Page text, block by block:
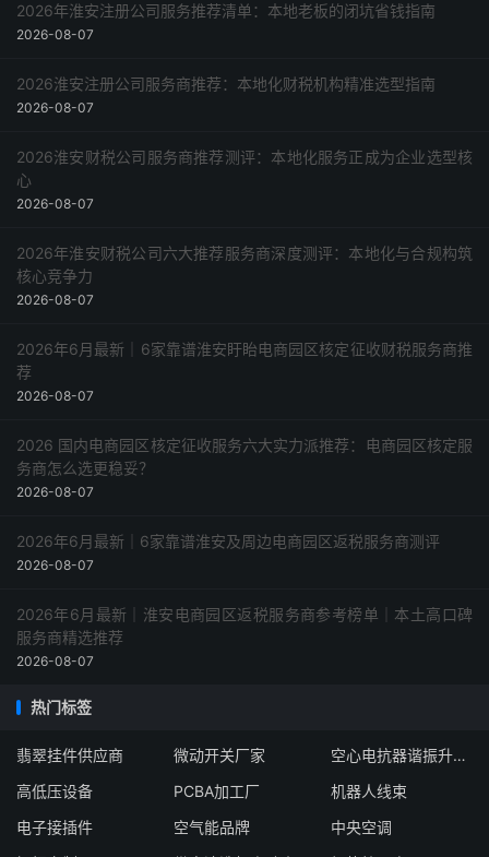
2026年淮安注册公司服务推荐清单：本地老板的闭坑省钱指南
2026-08-07
2026淮安注册公司服务商推荐：本地化财税机构精准选型指南
2026-08-07
2026淮安财税公司服务商推荐测评：本地化服务正成为企业选型核
心
2026-08-07
2026年淮安财税公司六大推荐服务商深度测评：本地化与合规构筑
核心竞争力
2026-08-07
2026年6月最新｜6家靠谱淮安盱眙电商园区核定征收财税服务商推
荐
2026-08-07
2026 国内电商园区核定征收服务六大实力派推荐：电商园区核定服
务商怎么选更稳妥？
2026-08-07
2026年6月最新｜6家靠谱淮安及周边电商园区返税服务商测评
2026-08-07
2026年6月最新｜淮安电商园区返税服务商参考榜单｜本土高口碑
服务商精选推荐
2026-08-07
热门标签
翡翠挂件供应商 微动开关厂家
空心电抗器谐振升压装置
高低压设备
PCBA加工厂
机器人线束
电子接插件
空气能品牌
中央空调